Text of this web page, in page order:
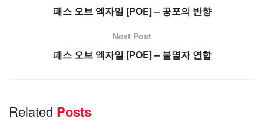
패스 오브 엑자일 [POE] – 공포의 반향
Next Post
패스 오브 엑자일 [POE] – 불멸자 연합
Related Posts